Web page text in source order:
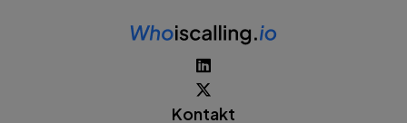
Kontakt